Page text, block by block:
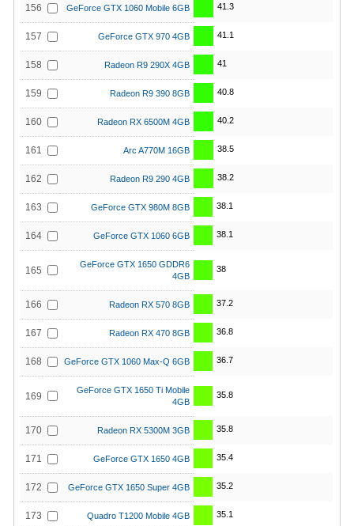
156 GeForce GTX 1060 Mobile 6GB 41.3
157 GeForce GTX 970 4GB 41.1
158 Radeon R9 290X 4GB 41
159 Radeon R9 390 8GB 40.8
160 Radeon RX 6500M 4GB 40.2
161 Arc A770M 16GB 38.5
162 Radeon R9 290 4GB 38.2
163 GeForce GTX 980M 8GB 38.1
164 GeForce GTX 1060 6GB 38.1
165
GeForce GTX 1650 GDDR6
4GB
38
166 Radeon RX 570 8GB 37.2
167 Radeon RX 470 8GB 36.8
168 GeForce GTX 1060 Max-Q 6GB 36.7
169
GeForce GTX 1650 Ti Mobile
4GB
35.8
170 Radeon RX 5300M 3GB 35.8
171 GeForce GTX 1650 4GB 35.4
172 GeForce GTX 1650 Super 4GB 35.2
173 Quadro T1200 Mobile 4GB 35.1